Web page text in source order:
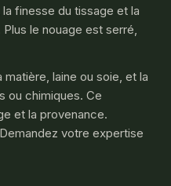
finesse du tissage et la
le nouage est serré,
laine ou soie, et la
ou chimiques. Ce
et la provenance.
votre expertise